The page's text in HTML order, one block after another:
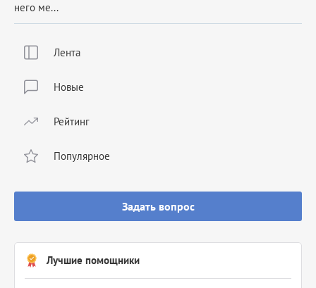
Лента
Новые
Рейтинг
Популярное
Задать вопрос
Лучшие помощники
него ме...